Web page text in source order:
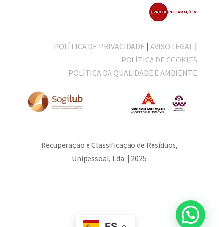
POLÍTICA DE PRIVACIDADE |AVISO LEGAL |
POLÍTICA DE COOKIES
POLÍTICA DA QUALIDADE E AMBIENTE
Recuperação e Classificação de Resíduos,
Unipessoal, Lda. | 2025